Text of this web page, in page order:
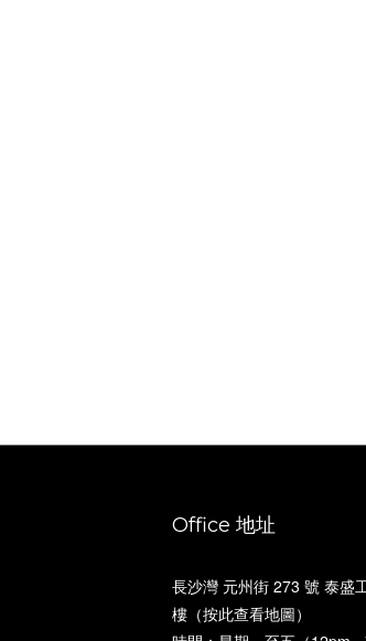
Office 地址
長沙灣 元州街 273 號 泰盛
樓（按此查看地圖）